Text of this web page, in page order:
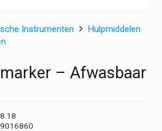
Instrumenten
Hulpmiddelen
– Afwasbaar